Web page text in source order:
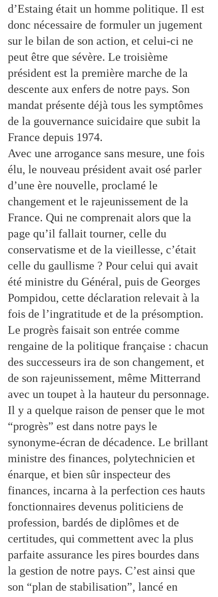
d’Estaing était un homme politique. Il est
donc nécessaire de formuler un jugement
sur le bilan de son action, et celui-ci ne
peut être que sévère. Le troisième
président est la première marche de la
descente aux enfers de notre pays. Son
mandat présente déjà tous les symptômes
de la gouvernance suicidaire que subit la
France depuis 1974.
Avec une arrogance sans mesure, une fois
élu, le nouveau président avait osé parler
d’une ère nouvelle, proclamé le
changement et le rajeunissement de la
France. Qui ne comprenait alors que la
page qu’il fallait tourner, celle du
conservatisme et de la vieillesse, c’était
celle du gaullisme ? Pour celui qui avait
été ministre du Général, puis de Georges
Pompidou, cette déclaration relevait à la
fois de l’ingratitude et de la présomption.
Le progrès faisait son entrée comme
rengaine de la politique française : chacun
des successeurs ira de son changement, et
de son rajeunissement, même Mitterrand
avec un toupet à la hauteur du personnage.
Il y a quelque raison de penser que le mot
“progrès” est dans notre pays le
synonyme-écran de décadence. Le brillant
ministre des finances, polytechnicien et
énarque, et bien sûr inspecteur des
finances, incarna à la perfection ces hauts
fonctionnaires devenus politiciens de
profession, bardés de diplômes et de
certitudes, qui commettent avec la plus
parfaite assurance les pires bourdes dans
la gestion de notre pays. C’est ainsi que
son “plan de stabilisation”, lancé en